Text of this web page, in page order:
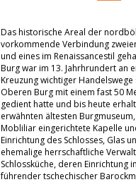
Das historische Areal der
vorkommende Verbindung
und eines im Renaissancestil
Burg war im 13. Jahrhrundert an
Kreuzung wichtiger
Oberen Burg mit einem fast 50
gedient hatte und bis heute
erwähnten ältesten
Mobliliar eingerichtete Kapelle
Einrichtung des Schlosses, Glas
ehemalige herrschaftliche
Schlossküche, deren
führender tschechischer